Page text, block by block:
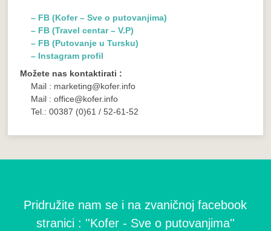
– FB (Kofer – Sve o putovanjima)
– FB (Travel centar – V.P)
– FB (Putovanje u Tursku)
– Instagram profil
Možete nas kontaktirati :
Mail : marketing@kofer.info
Mail : office@kofer.info
Tel.: 00387 (0)61 / 52-61-52
Pridružite nam se i na zvaničnoj facebook
stranici : ''Kofer - Sve o putovanjima''